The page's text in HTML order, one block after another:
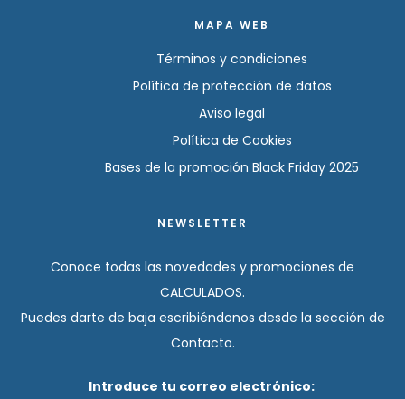
MAPA WEB
Términos y condiciones
Política de protección de datos
Aviso legal
Política de Cookies
Bases de la promoción Black Friday 2025
NEWSLETTER
Conoce todas las novedades y promociones de
CALCULADOS.
Puedes darte de baja escribiéndonos desde la sección de
Contacto.
Introduce tu correo electrónico: